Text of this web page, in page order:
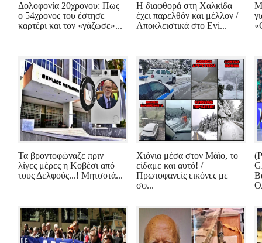
Δολοφονία 20χρονου: Πως
ο 54χρονος του έστησε
καρτέρι και τον «γάζωσε»...
Η διαφθορά στη Χαλκίδα
έχει παρελθόν και μέλλον /
Αποκλειστικά στο Evi...
Τα βροντοφώναζε πριν
λίγες μέρες η Κοβέσι από
τους Δελφούς...! Μητσοτά...
Χιόνια μέσα στον Μάϊο, το
είδαμε και αυτό! /
Πρωτοφανείς εικόνες με
σφ...